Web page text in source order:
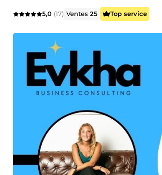
5,0 (17) Ventes25 Top service